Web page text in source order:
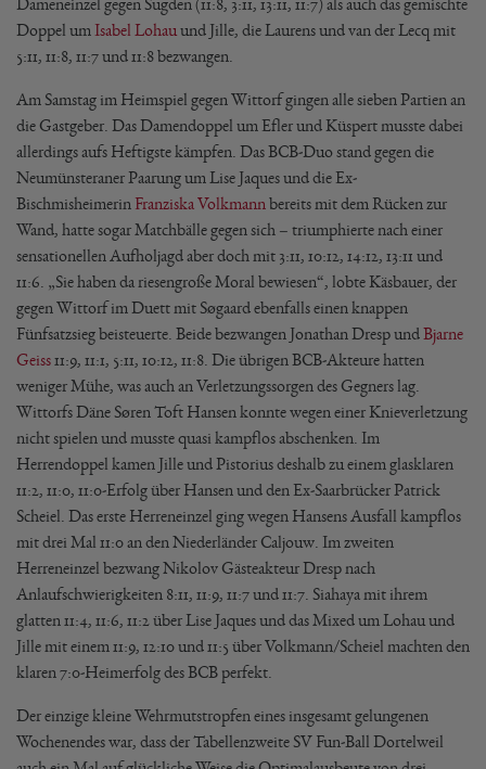
Dameneinzel gegen Sugden (11:8, 3:11, 13:11, 11:7) als auch das gemischte
Doppel um Isabel Lohau und Jille, die Laurens und van der Lecq mit
5:11, 11:8, 11:7 und 11:8 bezwangen.
Am Samstag im Heimspiel gegen Wittorf gingen alle sieben Partien an
die Gastgeber. Das Damendoppel um Efler und Küspert musste dabei
allerdings aufs Heftigste kämpfen. Das BCB-Duo stand gegen die
Neumünsteraner Paarung um Lise Jaques und die Ex-
Bischmisheimerin Franziska Volkmann bereits mit dem Rücken zur
Wand, hatte sogar Matchbälle gegen sich – triumphierte nach einer
sensationellen Aufholjagd aber doch mit 3:11, 10:12, 14:12, 13:11 und
11:6. „Sie haben da riesengroße Moral bewiesen“, lobte Käsbauer, der
gegen Wittorf im Duett mit Søgaard ebenfalls einen knappen
Fünfsatzsieg beisteuerte. Beide bezwangen Jonathan Dresp undBjarne
Geiss11:9, 11:1, 5:11, 10:12, 11:8. Die übrigen BCB-Akteure hatten
weniger Mühe, was auch an Verletzungssorgen des Gegners lag.
Wittorfs Däne Søren Toft Hansen konnte wegen einer Knieverletzung
nicht spielen und musste quasi kampflos abschenken. Im
Herrendoppel kamen Jille und Pistorius deshalb zu einem glasklaren
11:2, 11:0, 11:0-Erfolg über Hansen und den Ex-Saarbrücker Patrick
Scheiel. Das erste Herreneinzel ging wegen Hansens Ausfall kampflos
mit drei Mal 11:0 an den Niederländer Caljouw. Im zweiten
Herreneinzel bezwang Nikolov Gästeakteur Dresp nach
Anlaufschwierigkeiten 8:11, 11:9, 11:7 und 11:7. Siahaya mit ihrem
glatten 11:4, 11:6, 11:2 über Lise Jaques und das Mixed um Lohau und
Jille mit einem 11:9, 12:10 und 11:5 über Volkmann/Scheiel machten den
klaren 7:0-Heimerfolg des BCB perfekt.
Der einzige kleine Wehrmutstropfen eines insgesamt gelungenen
Wochenendes war, dass der Tabellenzweite SV Fun-Ball Dortelweil